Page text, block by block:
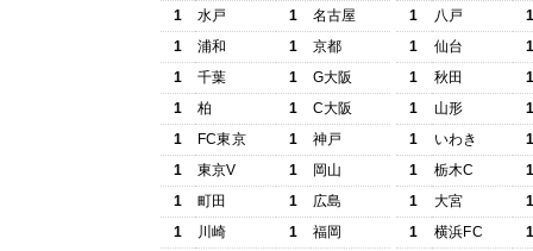
1
水戸 1
名古屋
1
浦和 1
京都
1
千葉 1
G大阪
1
柏 1
C大阪
1
FC東京 1
神戸
1
東京V 1
岡山
1
町田 1
広島
1
川崎 1
福岡
1
八戸
1
仙台
1
秋田
1
山形
1
いわき
1
栃木C
1
大宮
1
横浜FC